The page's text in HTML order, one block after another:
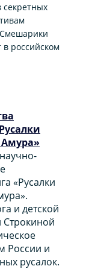
секретных
в российском
«Русалки
и детской
Строкиной
России и
русалок.